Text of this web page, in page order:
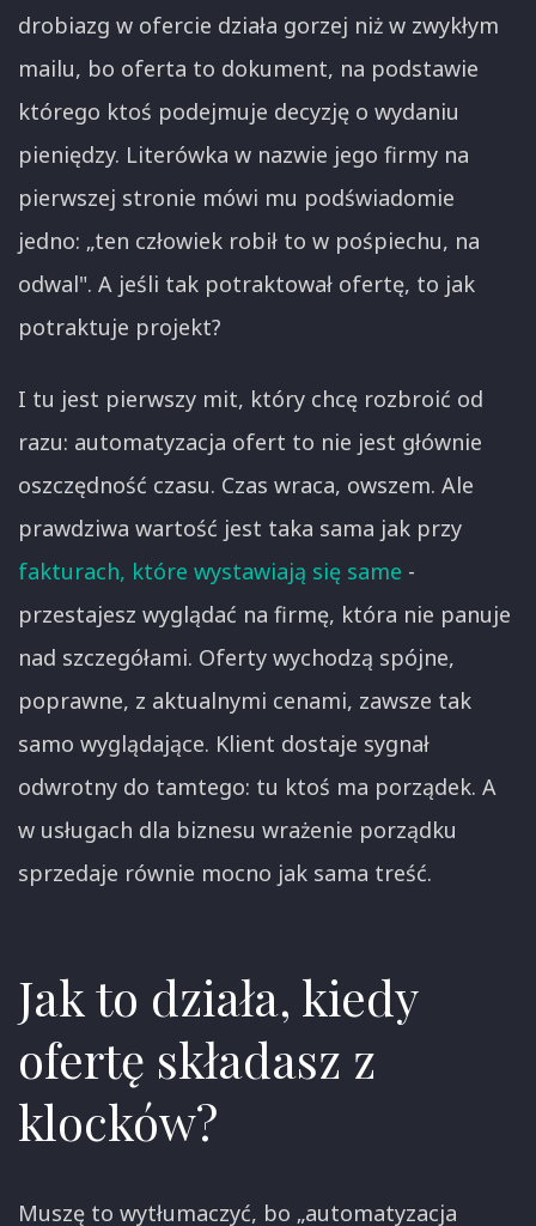
drobiazg w ofercie działa gorzej niż w zwykłym
mailu, bo oferta to dokument, na podstawie
którego ktoś podejmuje decyzję o wydaniu
pieniędzy. Literówka w nazwie jego firmy na
pierwszej stronie mówi mu podświadomie
jedno: „ten człowiek robił to w pośpiechu, na
odwal". A jeśli tak potraktował ofertę, to jak
potraktuje projekt?
I tu jest pierwszy mit, który chcę rozbroić od
razu: automatyzacja ofert to nie jest głównie
oszczędność czasu. Czas wraca, owszem. Ale
prawdziwa wartość jest taka sama jak przy
fakturach, które wystawiają się same -
przestajesz wyglądać na firmę, która nie panuje
nad szczegółami. Oferty wychodzą spójne,
poprawne, z aktualnymi cenami, zawsze tak
samo wyglądające. Klient dostaje sygnał
odwrotny do tamtego: tu ktoś ma porządek. A
w usługach dla biznesu wrażenie porządku
sprzedaje równie mocno jak sama treść.
Jak to działa, kiedy
ofertę składasz z
klocków?
Muszę to wytłumaczyć, bo „automatyzacja